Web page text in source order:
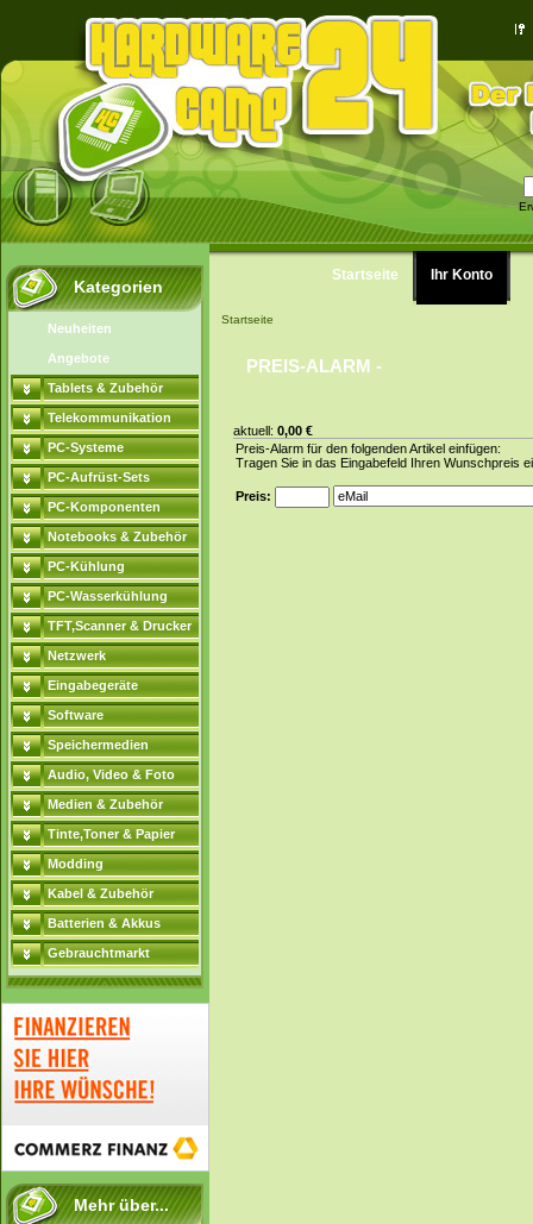
Kategorien
Neuheiten
Angebote
Tablets & Zubehör
Telekommunikation
PC-Systeme
PC-Aufrüst-Sets
PC-Komponenten
Notebooks & Zubehör
PC-Kühlung
PC-Wasserkühlung
TFT,Scanner & Drucker
Netzwerk
Eingabegeräte
Software
Speichermedien
Audio, Video & Foto
Medien & Zubehör
Tinte,Toner & Papier
Modding
Kabel & Zubehör
Batterien & Akkus
Gebrauchtmarkt
Mehr über...
Startseite Ihr Konto
Startseite
PREIS-ALARM -
aktuell: 0,00 €
Preis-Alarm für den folgenden Artikel einfügen:
Tragen Sie in das Eingabefeld Ihren Wunschpreis
Preis: